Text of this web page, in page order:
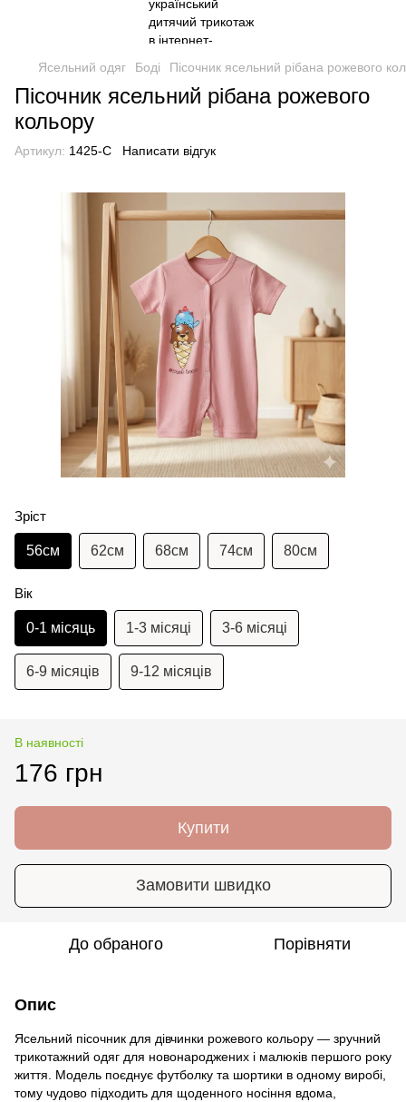
Ясельний одяг Боді Пісочник ясельний рібана рожевого
Пісочник ясельний рібана рожевого
кольору
Артикул: 1425-C Написати відгук
Зріст
56см 62см 68см 74см 80см
Вік
0-1 місяць 1-3 місяці 3-6 місяці
6-9 місяців 9-12 місяців
В наявності
176 грн
Купити
Замовити швидко
До обраного Порівняти
Опис
Ясельний пісочник для дівчинки рожевого кольору — зручний
трикотажний одяг для новонароджених і малюків першого року
життя. Модель поєднує футболку та шортики в одному виробі,
тому чудово підходить для щоденного носіння вдома,